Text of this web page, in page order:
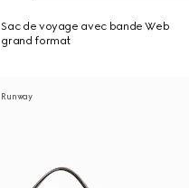
Sac de voyage avec bande Web
grand format
Runway